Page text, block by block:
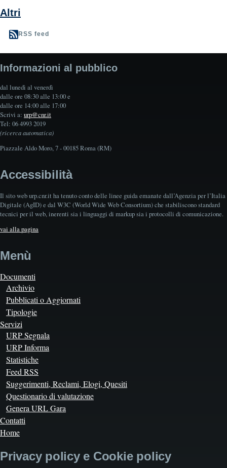
Altri
RSS feed
Informazioni al pubblico
dal lunedì al venerdì
dalle ore 08:30 alle 13:00 e
dalle ore 14:00 alle 17:00
Scrivi a: urp@cnr.it
Tel: 06 4993 2019
(ricerca automatica)
Piazzale Aldo Moro, 7 - 00185 Roma (RM)
Accessibilità
Il sito web urp.cnr.it ha tenuto conto delle linee guida emanate dall’Agenzia per l’Italia
Digitale (AgID) e dal W3C (World Wide Web Consortium) che stabiliscono standard
tecnici per il web, inerenti sia i linguaggi di markup sia i protocolli di comunicazione.
vai alla pagina
Menù
Documenti
Archivio
Pubblicati o Aggiornati
Tipologie
Servizi
URP Segnala
URP Informa
Statistiche
Feed RSS
Suggerimenti, Reclami, Elogi, Quesiti
Questionario di valutazione
Genera URL Gara
Contatti
Home
Privacy policy e Cookie policy